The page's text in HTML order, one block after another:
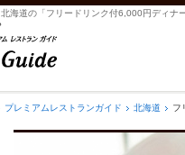
北海道の「フリードリンク付6,000円ディナ
プレミアムレストランガイド 北海道 フ